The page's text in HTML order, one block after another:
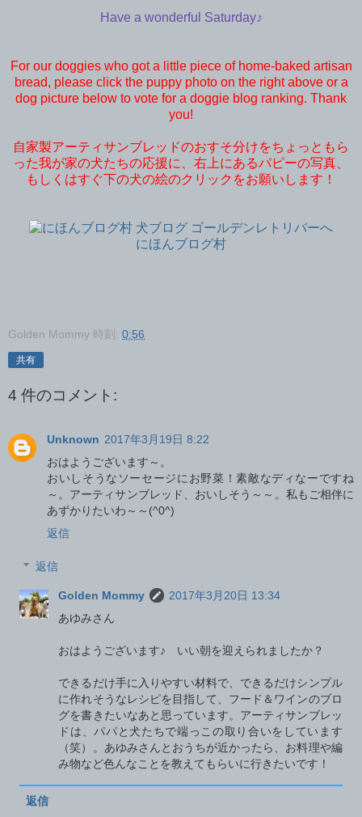
Have a wonderful Saturday♪
For our doggies who got a little piece of home-baked artisan
bread, please click the puppy photo on the right above or a
dog picture below to vote for a doggie blog ranking. Thank
you!
自家製アーティサンブレッドのおすそ分けをちょっともら
った我が家の犬たちの応援に、右上にあるパピーの写真、
もしくはすぐ下の犬の絵のクリックをお願いします！
にほんブログ村
Golden Mommy 時刻: 0:56
共有
4 件のコメント:
Unknown 2017年3月19日 8:22
おはようございます～。
おいしそうなソーセージにお野菜！素敵なディなーですね
～。アーティサンブレッド、おいしそう～～。私もご相伴に
あずかりたいわ～～(^0^)
返信
返信
Golden Mommy
2017年3月20日 13:34
あゆみさん
おはようございます♪ いい朝を迎えられましたか？
できるだけ手に入りやすい材料で、できるだけシンプル
に作れそうなレシピを目指して、フード＆ワインのブロ
グを書きたいなあと思っています。アーティサンブレッ
ドは、パパと犬たちで端っこの取り合いをしています
（笑）。あゆみさんとおうちが近かったら、お料理や編
み物など色んなことを教えてもらいに行きたいです！
返信